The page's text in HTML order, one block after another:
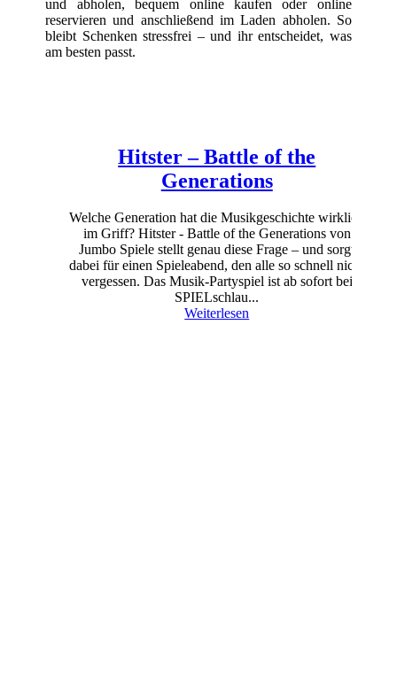
und abholen, bequem online kaufen oder online
reservieren und anschließend im Laden abholen. So
bleibt Schenken stressfrei – und ihr entscheidet, was
am besten passt.
Hitster – Battle of the
Generations
Welche Generation hat die Musikgeschichte wirklich
im Griff? Hitster - Battle of the Generations von
Jumbo Spiele stellt genau diese Frage – und sorgt
dabei für einen Spieleabend, den alle so schnell nicht
vergessen. Das Musik-Partyspiel ist ab sofort bei
SPIELschlau...
Weiterlesen